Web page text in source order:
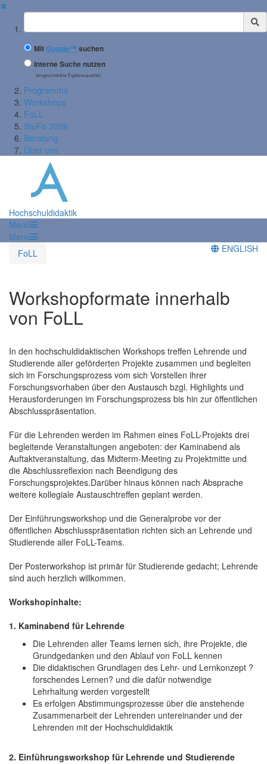
✖
Suchbegriff
MitGoogle™ suchen
Interne Suche nutzen
(eingeschränkte Ergebnisqualität)
Programme
Workshops
FoLL
StuFo 2026
Beratung
Über uns
Hochschuldidaktik
Menü
Menü
FoLL
ENGLISH
Workshopformate innerhalb
von FoLL
In den hochschuldidaktischen Workshops treffen Lehrende und
Studierende aller geförderten Projekte zusammen und begleiten
sich im Forschungsprozess vom sich Vorstellen ihrer
Forschungsvorhaben über den Austausch bzgl. Highlights und
Herausforderungen im Forschungsprozess bis hin zur öffentlichen
Abschlusspräsentation.
Für die Lehrenden werden im Rahmen eines FoLL-Projekts drei
begleitende Veranstaltungen angeboten: der Kaminabend als
Auftaktveranstaltung, das Midterm-Meeting zu Projektmitte und
die Abschlussreflexion nach Beendigung des
Forschungsprojektes.Darüber hinaus können nach Absprache
weitere kollegiale Austauschtreffen geplant werden.
Der Einführungsworkshop und die Generalprobe vor der
öffentlichen Abschlusspräsentation richten sich an Lehrende und
Studierende aller FoLL-Teams.
Der Posterworkshop ist primär für Studierende gedacht; Lehrende
sind auch herzlich willkommen.
Workshopinhalte:
1. Kaminabend für Lehrende
Die Lehrenden aller Teams lernen sich, ihre Projekte, die
Grundgedanken und den Ablauf von FoLL kennen
Die didaktischen Grundlagen des Lehr- und Lernkonzept ?
forschendes Lernen? und die dafür notwendige
Lehrhaltung werden vorgestellt
Es erfolgen Abstimmungsprozesse über die anstehende
Zusammenarbeit der Lehrenden untereinander und der
Lehrenden mit der Hochschuldidaktik
2. Einführungsworkshop für Lehrende und Studierende